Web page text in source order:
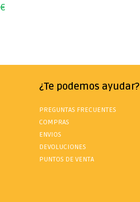
€
¿Te podemos ayudar?
PREGUNTAS FRECUENTES
COMPRAS
ENVIOS
DEVOLUCIONES
PUNTOS DE VENTA